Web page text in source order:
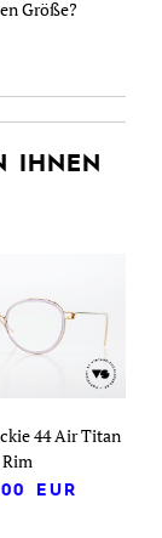
Größe?
IHNEN
44 Air Titan
Rim
EUR